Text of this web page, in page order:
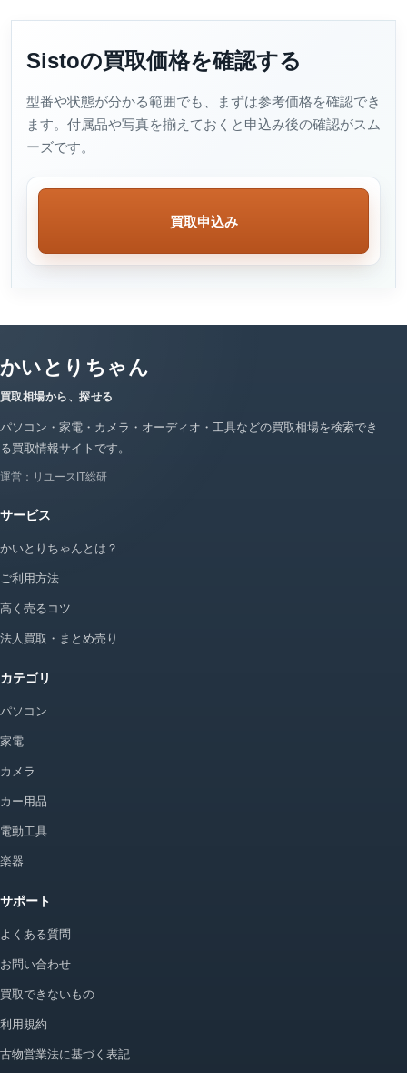
Sistoの買取価格を確認する
型番や状態が分かる範囲でも、まずは参考価格を確認でき
ます。付属品や写真を揃えておくと申込み後の確認がスム
ーズです。
買取申込み
かいとりちゃん
買取相場から、探せる
パソコン・家電・カメラ・オーディオ・工具などの買取相場を検索でき
る買取情報サイトです。
運営：リユースIT総研
サービス
かいとりちゃんとは？
ご利用方法
高く売るコツ
法人買取・まとめ売り
カテゴリ
パソコン
家電
カメラ
カー用品
電動工具
楽器
サポート
よくある質問
お問い合わせ
買取できないもの
利用規約
古物営業法に基づく表記